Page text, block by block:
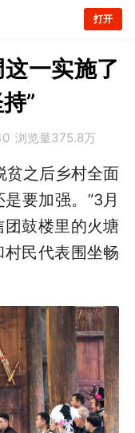
打开
一实施了
”
浏览量375.8万
贫之后乡村全面
要加强。”3月
团鼓楼里的火塘
民代表围坐畅